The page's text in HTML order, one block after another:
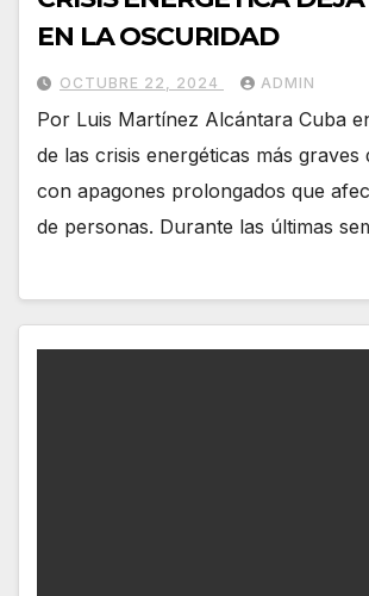
EN LA OSCURIDAD
OCTUBRE 22, 2024 ADMIN
Por Luis Martínez Alcántara Cuba
de las crisis energéticas más graves
con apagones prolongados que
de personas. Durante las últimas